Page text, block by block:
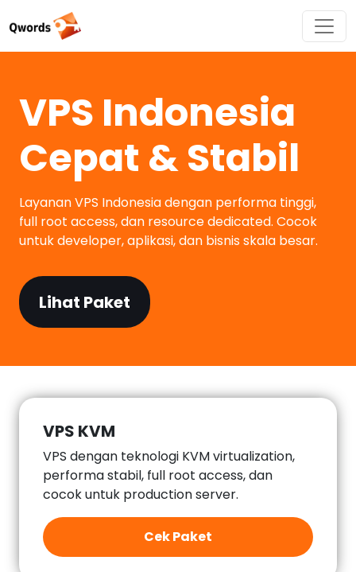
VPS Indonesia
Cepat & Stabil
Layanan VPS Indonesia dengan performa tinggi,
full root access, dan resource dedicated. Cocok
untuk developer, aplikasi, dan bisnis skala besar.
Lihat Paket
VPS KVM
VPS dengan teknologi KVM virtualization,
performa stabil, full root access, dan
cocok untuk production server.
Cek Paket